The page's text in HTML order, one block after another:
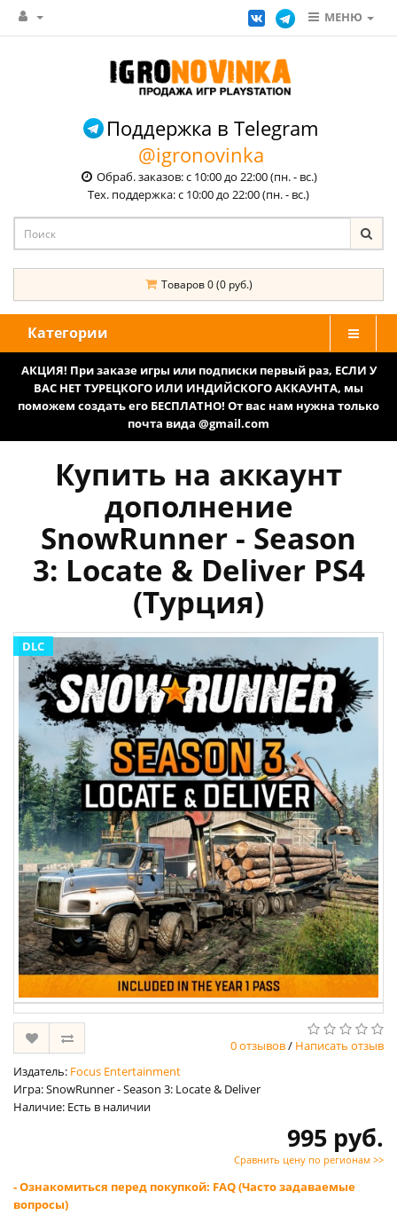
МЕНЮ
Поддержка в Telegram
@igronovinka
Обраб. заказов: с 10:00 до 22:00 (пн. - вс.)
Тех. поддержка: с 10:00 до 22:00 (пн. - вс.)
Товаров 0 (0 руб.)
Категории
АКЦИЯ! При заказе игры или подписки первый раз, ЕСЛИ У
ВАС НЕТ ТУРЕЦКОГО ИЛИ ИНДИЙСКОГО АККАУНТА, мы
поможем создать его БЕСПЛАТНО! От вас нам нужна только
почта вида @gmail.com
Купить на аккаунт
дополнение
SnowRunner - Season
3: Locate & Deliver PS4
(Турция)
DLC
0 отзывов/ Написать отзыв
Издатель: Focus Entertainment
Игра: SnowRunner - Season 3: Locate & Deliver
Наличие: Есть в наличии
995 руб.
Сравнить цену по регионам >>
- Ознакомиться перед покупкой: FAQ (Часто задаваемые
вопросы)